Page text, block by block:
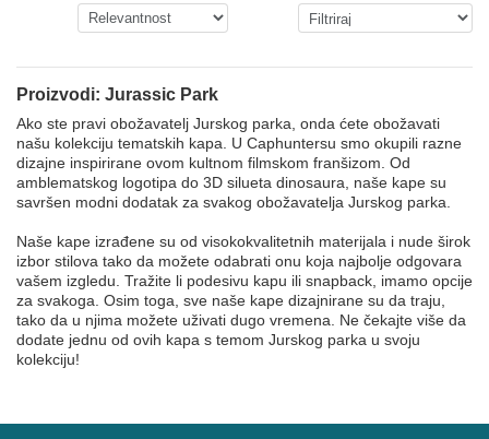
Proizvodi: Jurassic Park
Ako ste pravi obožavatelj Jurskog parka, onda ćete obožavati
našu kolekciju tematskih kapa. U Caphuntersu smo okupili razne
dizajne inspirirane ovom kultnom filmskom franšizom. Od
amblematskog logotipa do 3D silueta dinosaura, naše kape su
savršen modni dodatak za svakog obožavatelja Jurskog parka.
Naše kape izrađene su od visokokvalitetnih materijala i nude širok
izbor stilova tako da možete odabrati onu koja najbolje odgovara
vašem izgledu. Tražite li podesivu kapu ili snapback, imamo opcije
za svakoga. Osim toga, sve naše kape dizajnirane su da traju,
tako da u njima možete uživati dugo vremena. Ne čekajte više da
dodate jednu od ovih kapa s temom Jurskog parka u svoju
kolekciju!